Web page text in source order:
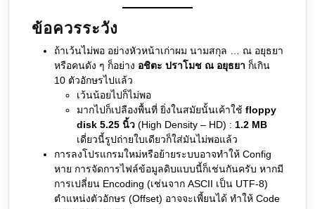
ข้อควรระวัง
ถ้าเว้นไม่พอ อย่างหัวหน้าเก่าผม นามสกุล … ณ​ อยุธยา
หรือคนดัง ๆ ก็อย่าง อชิตะ ปราโมช ณ อยุธยา ก็เกิน
10 ตัวอักษรไปแล้ว
เว้นน้อยไปก็ไม่พอ
มากไปก็เปลืองพื้นที่ ยิ่งในสมัยนั้นเค้าใช้ floppy
disk 5.25 นิ้ว (High Density – HD) : 1.2 MB
เดี่ยวนี้รูปถ่ายใบเดียวก็ใส่มันไม่พอแล้ว
การลงโปรแกรมใหม่หรือย้ายระบบอาจทำให้ Config
หาย การจัดการไฟล์ข้อมูลดิบแบบนี้ก็เช่นกันครับ หากมี
การเปลี่ยน Encoding (เช่นจาก ASCII เป็น UTF-8)
ตำแหน่งตัวอักษร (Offset) อาจจะเพี้ยนได้ ทำให้ Code